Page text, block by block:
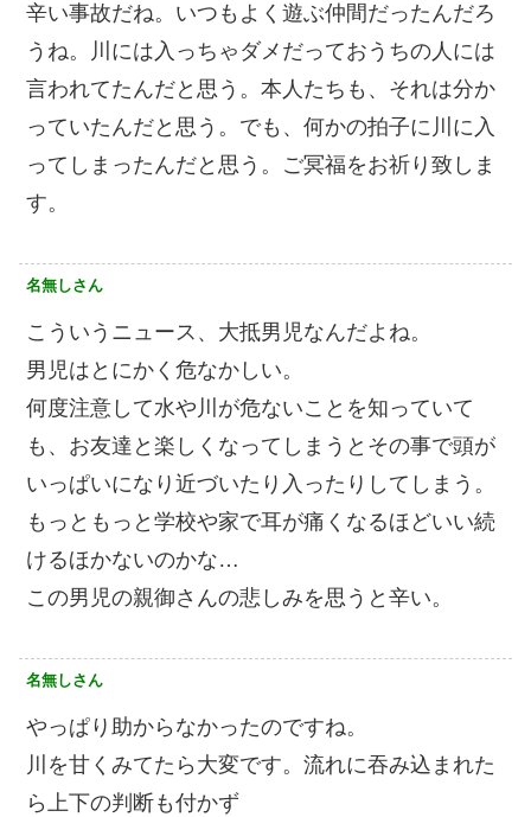
辛い事故だね。いつもよく遊ぶ仲間だったんだろ
うね。川には入っちゃダメだっておうちの人には
言われてたんだと思う。本人たちも、それは分か
っていたんだと思う。でも、何かの拍子に川に入
ってしまったんだと思う。ご冥福をお祈り致しま
す。
名無しさん
こういうニュース、大抵男児なんだよね。
男児はとにかく危なかしい。
何度注意して水や川が危ないことを知っていて
も、お友達と楽しくなってしまうとその事で頭が
いっぱいになり近づいたり入ったりしてしまう。
もっともっと学校や家で耳が痛くなるほどいい続
けるほかないのかな…
この男児の親御さんの悲しみを思うと辛い。
名無しさん
やっぱり助からなかったのですね。
川を甘くみてたら大変です。流れに吞み込まれた
ら上下の判断も付かず